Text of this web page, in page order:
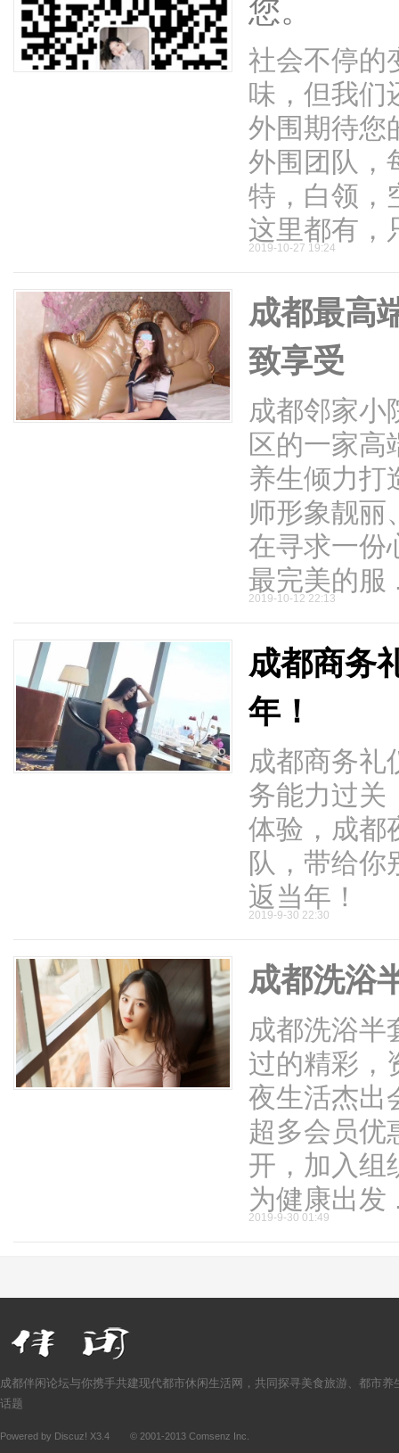
您。
社会不停的
味，但我们
外围期待您
外围团队，
特，白领，
这里都有，
2019-10-27 19:24
成都最高
致享受
成都邻家小
区的一家高
养生倾力打
师形象靓丽
在寻求一份
最完美的服
2019-10-12 22:13
成都商务
年！
成都商务礼
务能力过关
体验，成都
队，带给你
返当年！
2019-9-30 22:30
成都洗浴
成都洗浴半
过的精彩，
夜生活杰出
超多会员优
开，加入组
为健康出发
2019-9-30 01:49
成都伴闲论坛与你携手共建现代都市休闲生活网，共同探寻美食旅游、都市养
话题
Powered by Discuz! X3.4 © 2001-2013 Comsenz Inc.